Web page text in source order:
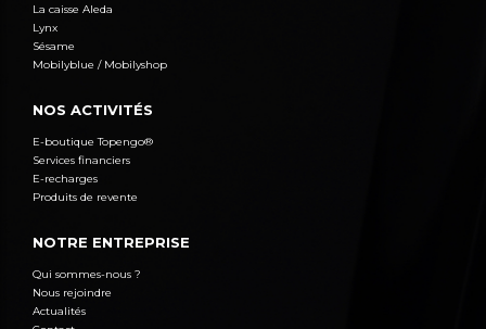
La caisse Aleda
Lynx
Sésame
Mobilyblue / Mobilyshop
NOS ACTIVITÉS
E-boutique Topengo®
Services financiers
E-recharges
Produits de revente
NOTRE ENTREPRISE
Qui sommes-nous ?
Nous rejoindre
Actualités